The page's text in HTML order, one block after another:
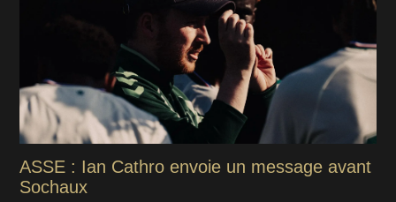
ASSE : Ian Cathro envoie un message avant
Sochaux